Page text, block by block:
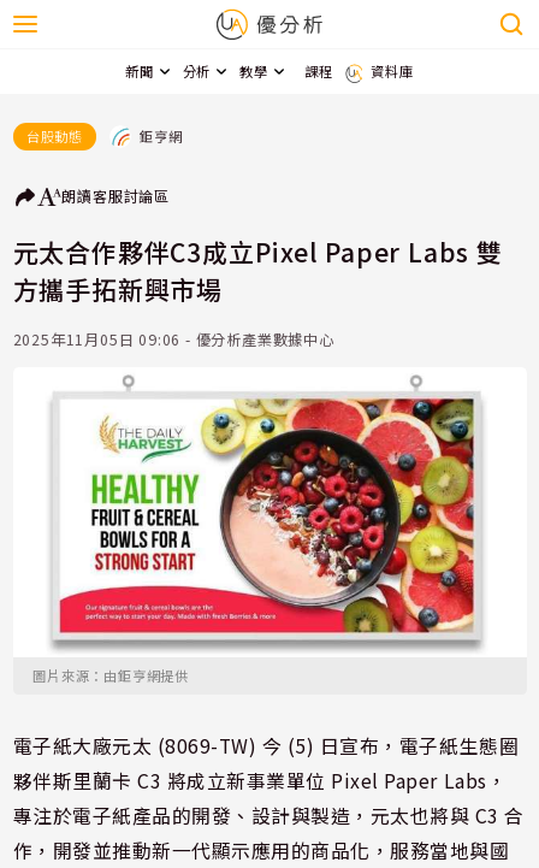
新聞 分析 教學 課程 資料庫
台股動態 鉅亨網
朗讀客服討論區
元太合作夥伴C3成立Pixel Paper Labs 雙
方攜手拓新興市場
2025年11月05日 09:06 - 優分析產業數據中心
圖片來源：由鉅亨網提供
電子紙大廠元太 (8069-TW) 今 (5) 日宣布，電子紙生態圈
夥伴斯里蘭卡 C3 將成立新事業單位 Pixel Paper Labs，
專注於電子紙產品的開發、設計與製造，元太也將與 C3 合
作，開發並推動新一代顯示應用的商品化，服務當地與國